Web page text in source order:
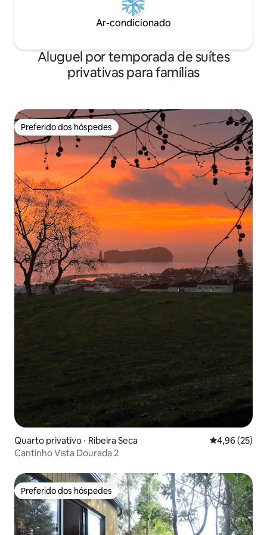
Ar-condicionado
Aluguel por temporada de suítes
privativas para famílias
Preferido dos hóspedes
Preferido dos hóspedes
Quarto privativo ⋅ Ribeira Seca 4,96 de uma
4,96 (25)
Cantinho Vista Dourada 2
Preferido dos hóspedes
Preferido dos hóspedes